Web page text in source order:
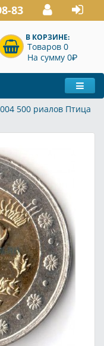
83
В КОРЗИНЕ:
Товаров 0
На сумму 0P
500 риалов Птица